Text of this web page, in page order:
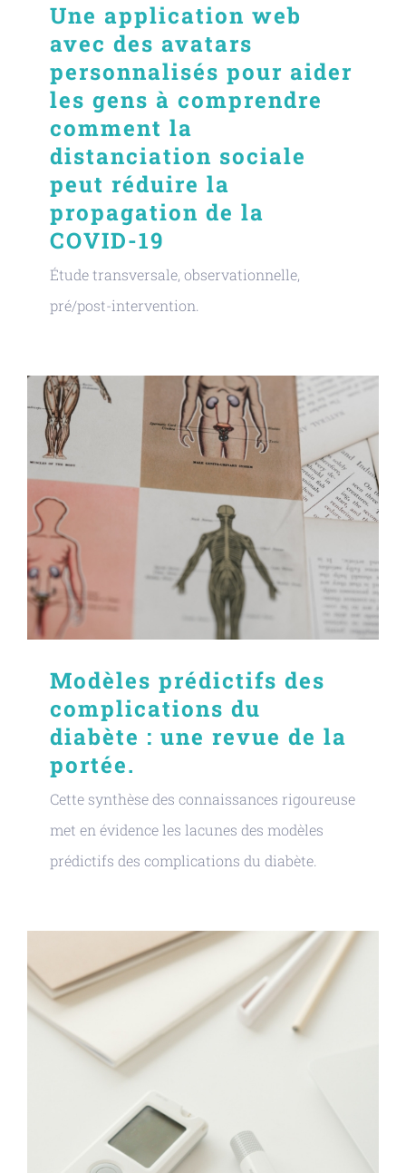
Une application web
avec des avatars
personnalisés pour aider
les gens à comprendre
comment la
distanciation sociale
peut réduire la
propagation de la
COVID-19
Étude transversale, observationnelle,
pré/post-intervention.
Modèles prédictifs des
complications du
diabète : une revue de la
portée.
Cette synthèse des connaissances rigoureuse
met en évidence les lacunes des modèles
prédictifs des complications du diabète.